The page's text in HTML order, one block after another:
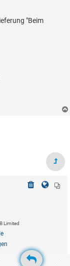
"Beim
Limited